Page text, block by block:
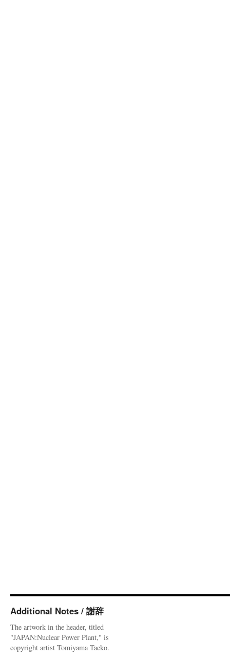
Additional Notes / 謝辞
The artwork in the header, titled
"JAPAN:Nuclear Power Plant," is
copyright artist Tomiyama Taeko.